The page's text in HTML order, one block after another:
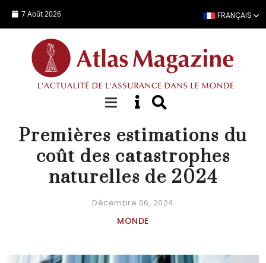
7 Août 2026 FRANÇAIS
ACTUALITÉ
Premières estimations du
coût des catastrophes
naturelles de 2024
Décembre 06, 2024
MONDE